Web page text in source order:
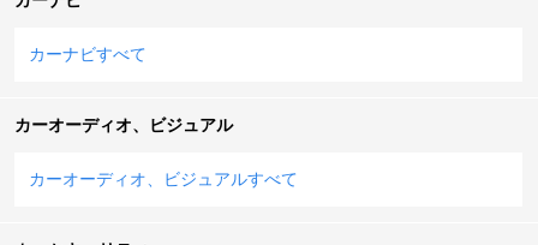
カーナビすべて
カーオーディオ、ビジュアル
カーオーディオ、ビジュアルすべて